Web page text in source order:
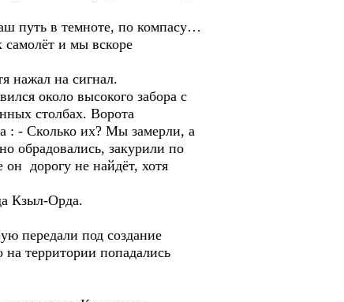
путь в темноте, по компасу…
и мы вскоре
нажал на сигнал.
около высокого забора с
столбах. Ворота
: - Сколько их? Мы замерли, а
обрадовались, закурили по
он дорогу не найдёт, хотя
Кзыл-Орда.
передали под создание
территории попадались